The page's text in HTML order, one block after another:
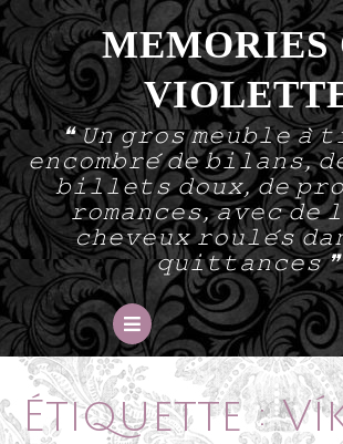
Skip
to
content
MEMORIES
❝ 𝚄𝚗 𝚐𝚛𝚘𝚜 𝚖𝚎𝚞𝚋𝚕𝚎 𝚊̀
𝚎𝚗𝚌𝚘𝚖𝚋𝚛𝚎́ 𝚍𝚎 𝚋𝚒𝚕𝚊𝚗𝚜,
𝚋𝚒𝚕𝚕𝚎𝚝𝚜 𝚍𝚘𝚞𝚡, 𝚍𝚎
𝚛𝚘𝚖𝚊𝚗𝚌𝚎𝚜, 𝚊𝚟𝚎𝚌 𝚍𝚎
𝚌𝚑𝚎𝚟𝚎𝚞𝚡 𝚛𝚘𝚞𝚕𝚎́𝚜
𝚚𝚞𝚒𝚝𝚝𝚊𝚗𝚌𝚎𝚜 ❞
Open
Button
Étiquette :